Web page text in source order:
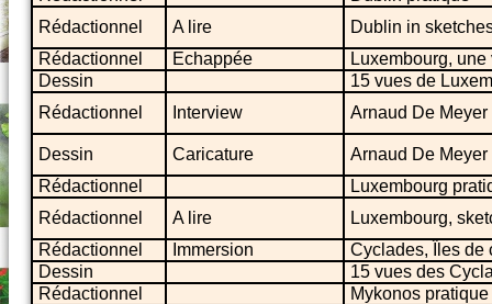
Rédactionnel
A lire
Dublin in
Rédactionnel
Echappée
Luxembourg,
Dessin
15 vues de
Rédactionnel
Interview Arnaud De Meyer
Dessin Caricature
Arnaud De Meyer
Rédactionnel
Luxembourg
Rédactionnel
A lire
Luxembourg,
Rédactionnel
Immersion
Cyclades, Îles de
Dessin
15 vues des
Rédactionnel
Mykonos pratique